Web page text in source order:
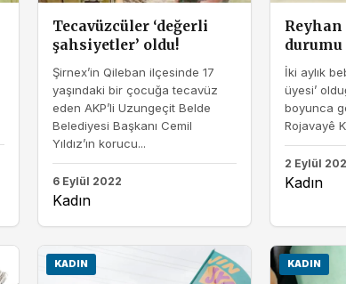
Tecavüzcüler ‘değerli
şahsiyetler’ oldu!
Şirnex’in Qileban ilçesinde 17
yaşındaki bir çocuğa tecavüz
eden AKP’li Uzungeçit Belde
Belediyesi Başkanı Cemil
Yıldız’ın korucu...
6 Eylül 2022
Kadın
Reyhan
durumu
İki aylık
üyesi’
boyunca
Rojavayê
2 Eylül
Kadın
KADIN KADIN